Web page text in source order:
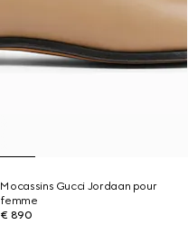
Mocassins Gucci Jordaan pour
femme
€ 890